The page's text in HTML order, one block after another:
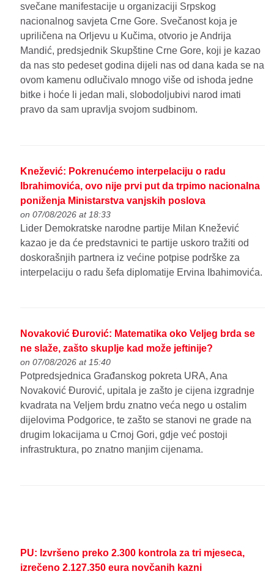
svečane manifestacije u organizaciji Srpskog
nacionalnog savjeta Crne Gore. Svečanost koja je
upriličena na Orljevu u Kučima, otvorio je Andrija
Mandić, predsjednik Skupštine Crne Gore, koji je kazao
da nas sto pedeset godina dijeli nas od dana kada se na
ovom kamenu odlučivalo mnogo više od ishoda jedne
bitke i hoće li jedan mali, slobodoljubivi narod imati
pravo da sam upravlja svojom sudbinom.
Knežević: Pokrenućemo interpelaciju o radu
Ibrahimovića, ovo nije prvi put da trpimo nacionalna
poniženja Ministarstva vanjskih poslova
on 07/08/2026 at 18:33
Lider Demokratske narodne partije Milan Knežević
kazao je da će predstavnici te partije uskoro tražiti od
doskorašnjih partnera iz većine potpise podrške za
interpelaciju o radu šefa diplomatije Ervina Ibahimovića.
Novaković Đurović: Matematika oko Veljeg brda se
ne slaže, zašto skuplje kad može jeftinije?
on 07/08/2026 at 15:40
Potpredsjednica Građanskog pokreta URA, Ana
Novaković Đurović, upitala je zašto je cijena izgradnje
kvadrata na Veljem brdu znatno veća nego u ostalim
dijelovima Podgorice, te zašto se stanovi ne grade na
drugim lokacijama u Crnoj Gori, gdje već postoji
infrastruktura, po znatno manjim cijenama.
PU: Izvršeno preko 2.300 kontrola za tri mjeseca,
izrečeno 2.127.350 eura novčanih kazni